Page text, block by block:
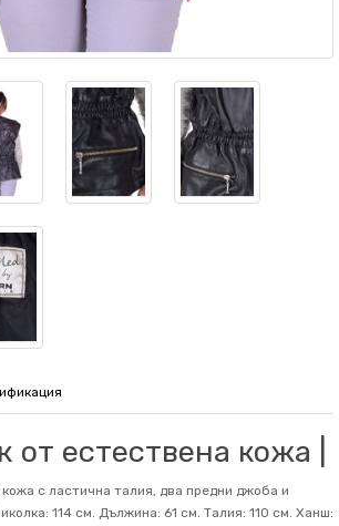
от естествена кожа |
с ластична талия, два предни джоба и
114 см. Дължина: 61 см. Талия: 110 см. Ханш: